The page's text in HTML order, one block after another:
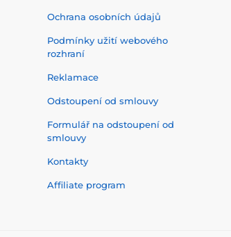
Ochrana osobních údajů
Podmínky užití webového
rozhraní
Reklamace
Odstoupení od smlouvy
Formulář na odstoupení od
smlouvy
Kontakty
Affiliate program